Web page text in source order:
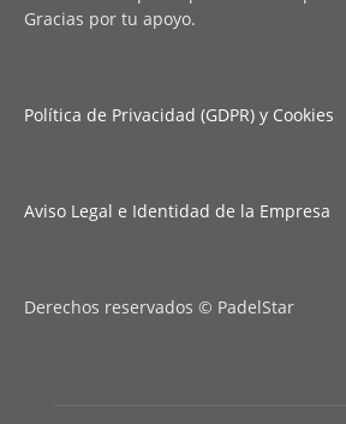
Gracias por tu apoyo.
Política de Privacidad (GDPR) y Cookies
Aviso Legal e Identidad de la Empresa
Derechos reservados © PadelStar